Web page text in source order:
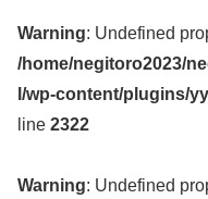
Warning: Undefined
/home/negitoro2023/
l/wp-content/plugins/
line 2322
Warning: Undefined